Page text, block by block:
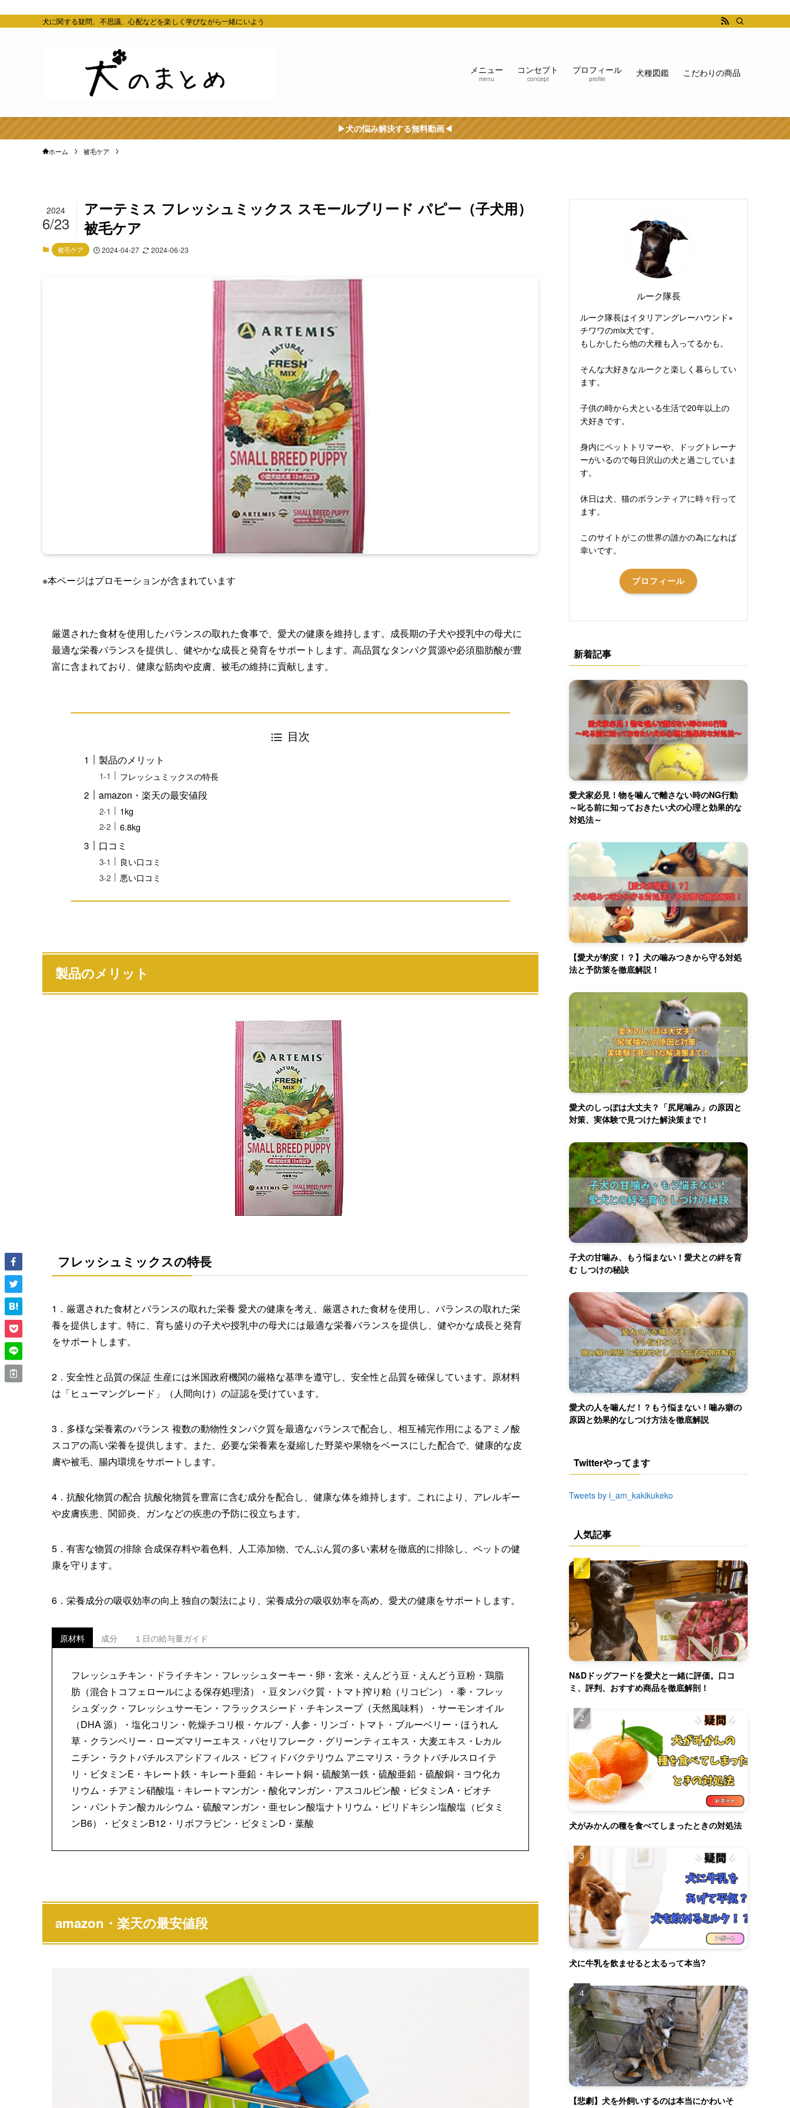
犬に関する疑問、不思議、心配などを楽しく学びながら一緒にいよう
メニュー
menu
コンセプト
concept
プロフィール
profile
犬種図鑑 こだわりの商品
▶︎犬の悩み解決する無料動画◀︎
ホーム 被毛ケア
アーテミス フレッシュミックス スモールブリード パピー（子犬用）
被毛ケア
2024
6/23
被毛ケア 2024-04-27 2024-06-23
※本ページはプロモーションが含まれています
厳選された食材を使用したバランスの取れた食事で、愛犬の健康を維持します。成長期の子犬や授乳中の母犬に
最適な栄養バランスを提供し、健やかな成長と発育をサポートします。高品質なタンパク質源や必須脂肪酸が豊
富に含まれており、健康な筋肉や皮膚、被毛の維持に貢献します。
目次
製品のメリット
フレッシュミックスの特長
amazon・楽天の最安値段
1kg
6.8kg
口コミ
良い口コミ
悪い口コミ
製品のメリット
フレッシュミックスの特長
1．厳選された食材とバランスの取れた栄養 愛犬の健康を考え、厳選された食材を使用し、バランスの取れた栄
養を提供します。特に、育ち盛りの子犬や授乳中の母犬には最適な栄養バランスを提供し、健やかな成長と発育
をサポートします。
2．安全性と品質の保証 生産には米国政府機関の厳格な基準を遵守し、安全性と品質を確保しています。原材料
は「ヒューマングレード」（人間向け）の証認を受けています。
3．多様な栄養素のバランス 複数の動物性タンパク質を最適なバランスで配合し、相互補完作用によるアミノ酸
スコアの高い栄養を提供します。また、必要な栄養素を凝縮した野菜や果物をベースにした配合で、健康的な皮
膚や被毛、腸内環境をサポートします。
4．抗酸化物質の配合 抗酸化物質を豊富に含む成分を配合し、健康な体を維持します。これにより、アレルギー
や皮膚疾患、関節炎、ガンなどの疾患の予防に役立ちます。
5．有害な物質の排除 合成保存料や着色料、人工添加物、でんぷん質の多い素材を徹底的に排除し、ペットの健
康を守ります。
6．栄養成分の吸収効率の向上 独自の製法により、栄養成分の吸収効率を高め、愛犬の健康をサポートします。
原材料 成分 １日の給与量ガイド
フレッシュチキン・ドライチキン・フレッシュターキー・卵・玄米・えんどう豆・えんどう豆粉・鶏脂
肪（混合トコフェロールによる保存処理済）・豆タンパク質・トマト搾り粕（リコピン）・黍・フレッ
シュダック・フレッシュサーモン・フラックスシード・チキンスープ（天然風味料）・サーモンオイル
（DHA 源）・塩化コリン・乾燥チコリ根・ケルプ・人参・リンゴ・トマト・ブルーベリー・ほうれん
草・クランベリー・ローズマリーエキス・パセリフレーク・グリーンティエキス・大麦エキス・L-カル
ニチン・ラクトバチルスアシドフィルス・ビフィドバクテリウム アニマリス・ラクトバチルスロイテ
リ・ビタミンE・キレート鉄・キレート亜鉛・キレート銅・硫酸第一鉄・硫酸亜鉛・硫酸銅・ヨウ化カ
リウム・チアミン硝酸塩・キレートマンガン・酸化マンガン・アスコルビン酸・ビタミンA・ビオチ
ン・パントテン酸カルシウム・硫酸マンガン・亜セレン酸塩ナトリウム・ピリドキシン塩酸塩（ビタミ
ンB6）・ビタミンB12・リボフラビン・ビタミンD・葉酸
amazon・楽天の最安値段
ルーク隊長
ルーク隊長はイタリアングレーハウンド×
チワワのmix犬です。
もしかしたら他の犬種も入ってるかも。
そんな大好きなルークと楽しく暮らしてい
ます。
子供の時から犬といる生活で20年以上の
犬好きです。
身内にペットトリマーや、ドッグトレーナ
ーがいるので毎日沢山の犬と過ごしていま
す。
休日は犬、猫のボランティアに時々行って
ます。
このサイトがこの世界の誰かの為になれば
幸いです。
プロフィール
新着記事
愛犬家必見！物を噛んで離さない時のNG行動
～叱る前に知っておきたい犬の心理と効果的な
対処法～
【愛犬が豹変！？】犬の噛みつきから守る対処
法と予防策を徹底解説！
愛犬のしっぽは大丈夫？「尻尾噛み」の原因と
対策、実体験で見つけた解決策まで！
子犬の甘噛み、もう悩まない！愛犬との絆を育
む しつけの秘訣
愛犬の人を噛んだ！？もう悩まない！噛み癖の
原因と効果的なしつけ方法を徹底解説
Twitterやってます
Tweets by i_am_kakikukeko
人気記事
N&Dドッグフードを愛犬と一緒に評価。口コ
ミ、評判、おすすめ商品を徹底解剖！
犬がみかんの種を食べてしまったときの対処法
犬に牛乳を飲ませると太るって本当?
【悲劇】犬を外飼いするのは本当にかわいそ